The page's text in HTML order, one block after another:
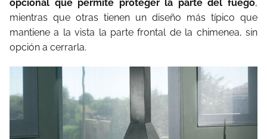
opcional que permite proteger la parte del fuego,
mientras que otras tienen un diseño más típico que
mantiene a la vista la parte frontal de la chimenea, sin
opción a cerrarla.